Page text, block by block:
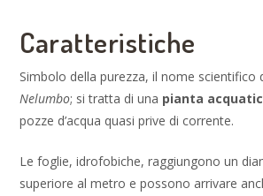
Caratteristiche
Simbolo della purezza, il nome scientifico
Nelumbo; si tratta di una pianta
pozze d’acqua quasi prive di corrente.
Le foglie, idrofobiche, raggiungono un
superiore al metro e possono arrivare